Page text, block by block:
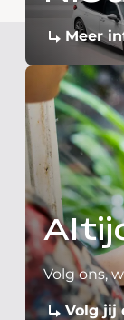
Meer
Volg ons,
Volg jij